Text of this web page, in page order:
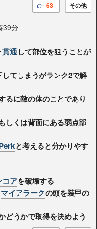
その他
63
39分
貫通して部位を狙うことが
てしまうがランク2で解
るに敵の体のことであり
しくは背面にある弱点部
Perkと考えると分かりやす
コアを破壊する
マイアラークの頭を装甲の
どうかで取得を決めよう